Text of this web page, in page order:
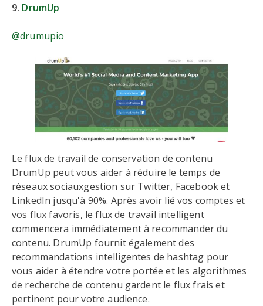
9. DrumUp
@drumupio
Le flux de travail de conservation de contenu
DrumUp peut vous aider à réduire le temps de
réseaux sociauxgestion sur Twitter, Facebook et
LinkedIn jusqu'à 90%. Après avoir lié vos comptes et
vos flux favoris, le flux de travail intelligent
commencera immédiatement à recommander du
contenu. DrumUp fournit également des
recommandations intelligentes de hashtag pour
vous aider à étendre votre portée et les algorithmes
de recherche de contenu gardent le flux frais et
pertinent pour votre audience.